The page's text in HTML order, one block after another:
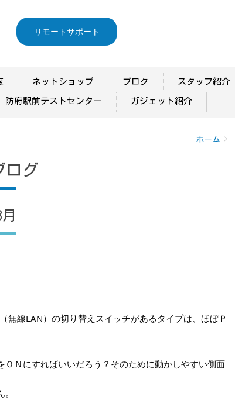
リモートサポート
ネットショップ ブログ スタッフ紹介
防府駅前テストセンター ガジェット紹介
ホーム
ログ
線LAN）の切り替えスイッチがあるタイプは、ほぼＰ
Ｎにすればいいだろう？そのために動かしやすい側面